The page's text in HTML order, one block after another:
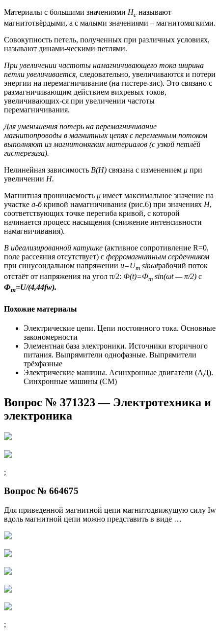
Материалы с большими значениями Hс называют
магнитотвёрдыми, а с малыми значениями – магнитомягкими.
Совокупность петель, полученных при различных условиях,
называют динами-ческими петлями.
При увеличении частоты намагничивающего тока ширина
петли увеличивается, следовательно, увеличиваются и потери
энергии на перемагничивание (на гистере-зис). Это связано с
размагничивающим действием вихревых токов,
увеличивающих-ся при увеличении частоты
перемагничивания.
Для уменьшения потерь на перемагничивание
магнитопроводы в магнитных цепях с переменным потоком
выполняют из магнитомягких материалов (с узкой петлёй
гистерезиза).
Нелинейная зависимость B(H) связана с изменением μ при
увеличении H.
Магнитная проницаемость μ имеет максимальное значение на
участке а-бкривой намагничивания (рис.6) при значениях H,
соответствующих точке перегиба кривой, с которой
начинается процесс насыщения (снижение интенсивности
намагничивания).
В идеализированной катушке (активное сопротивление R=0,
поле рассеяния отсутствует) с ферромагнитным сердечником
при синусоидальном напряжении u=Um sinωtрабочий поток
отстаёт от напряжения на угол π/2: Ф(t)=Фm sin(ωt — π/2) c
Фm=U/(4,44fw).
Похожие материалы
Электрические цепи. Цепи постоянного тока. Основные
закономерности
Элементная база электроники. Источники вторичного
питания. Выпрямители однофазные. Выпрямители
трёхфазные
Электрические машины. Асинхронные двигатели (АД).
Синхронные машины (СМ)
Вопрос № 371323 — Электротехника и
электроника
;
Вопрос № 664675
Для приведенной магнитной цепи магнитодвижущую силу Iw
вдоль магнитной цепи можно представить в виде …
;